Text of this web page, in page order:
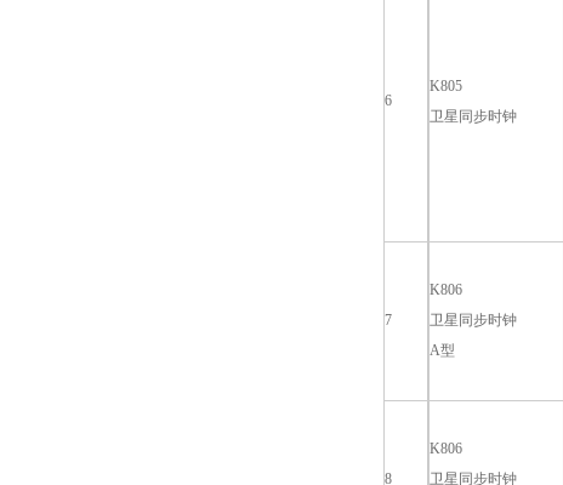
6
K805
卫星同步时钟
7
K806
卫星同步时钟
A型
8
K806
卫星同步时钟